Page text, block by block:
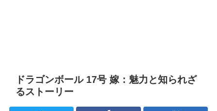
ドラゴンボール 17号 嫁：魅力と知られざ
るストーリー